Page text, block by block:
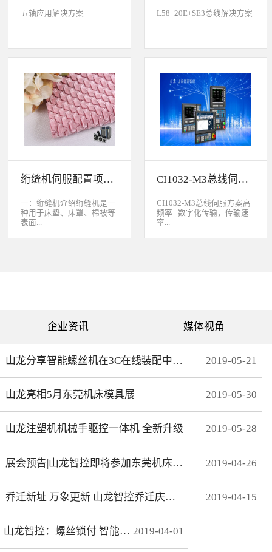
五轴应用解决方案 L58+20E+SE3总线解决方案
绗缝机伺服配置项目介绍
一：绗缝机介绍绗缝机是一
种用于床垫、床罩、棉被等
表面...
为单针设计，采用电脑可视
化界面控制机器移动实现花
绗缝机是以XY—Z型运动的
动，Z轴控制机头的绗缝。
（1）Z轴方向运动——绗缝
针上下的运动。（两个伺
（一个伺服）（3）Y轴方向
运动。（一个伺服）其中Z
轴是要两个伺服来配合完
成，伺服Z1：控制绗缝针上
动跟随不用电脑系统控制。
所以电脑是三轴系统，但却
控制着4个伺服。Z轴主要工
艺是：在500-2800针/分的
速度下，保证针始终能插入
CI1032-M3总线伺服方案
CI1032-M3总线伺服方案高
频率 数字化传输，传输速
率...
合远距离的电机控制。网线
式接线 减少前期接线、制
观。分期保护 可以实现系
拆卸功能，有效杜绝拖款。
伺服参数，一键设置下发，
冲100倍，多个轴联动加工
问题而导致的加 工不
协调、整体效果变形等。快
速 MECHATROLINK III总
响应频率，位 置速度指
令整定时间可达2ms以下。
精准 23位绝对值编码器，
企业资讯 媒体视角
山龙分享智能螺丝机在3C在线装配中的应用 2019-05-21
山龙亮相5月东莞机床模具展 2019-05-30
山龙注塑机机械手驱控一体机 全新升级 2019-05-28
展会预告|山龙智控即将参加东莞机床模具展 2019-04-26
乔迁新址 万象更新 山龙智控乔迁庆典隆重举行 2019-04-15
山龙智控：螺丝锁付 智能升级 2019-04-01